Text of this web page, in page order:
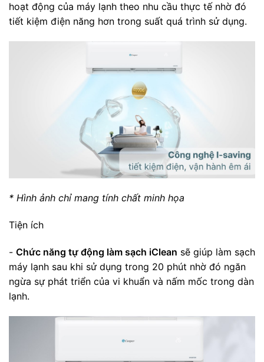
hoạt động của máy lạnh theo nhu cầu thực tế nhờ đó
tiết kiệm điện năng hơn trong suất quá trình sử dụng.
* Hình ảnh chỉ mang tính chất minh họa
Tiện ích
- Chức năng tự động làm sạch iClean sẽ giúp làm sạch
máy lạnh sau khi sử dụng trong 20 phút nhờ đó ngăn
ngừa sự phát triển của vi khuẩn và nấm mốc trong dàn
lạnh.